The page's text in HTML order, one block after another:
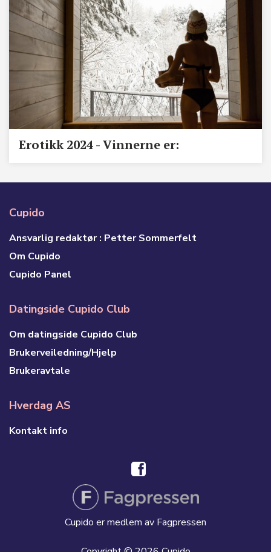
Erotikk 2024 - Vinnerne er:
Cupido
Ansvarlig redaktør : Petter Sommerfelt
Om Cupido
Cupido Panel
Datingside Cupido Club
Om datingside Cupido Club
Brukerveiledning/Hjelp
Brukeravtale
Hverdag AS
Kontakt info
Cupido er medlem av Fagpressen